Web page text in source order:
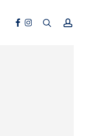
Facebook
Instagramsearch